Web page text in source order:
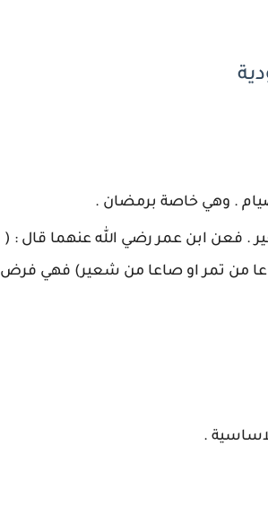
. وهي خاصة برمضان .
. فعن ابن عمر رضي الله عنهما قال : (
من تمر او صاعا من شعير) فهي فرض
.